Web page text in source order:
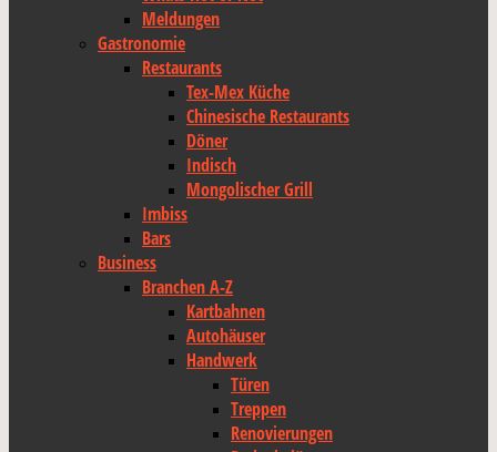
Meldungen
Gastronomie
Restaurants
Tex-Mex Küche
Chinesische Restaurants
Döner
Indisch
Mongolischer Grill
Imbiss
Bars
Business
Branchen A-Z
Kartbahnen
Autohäuser
Handwerk
Türen
Treppen
Renovierungen